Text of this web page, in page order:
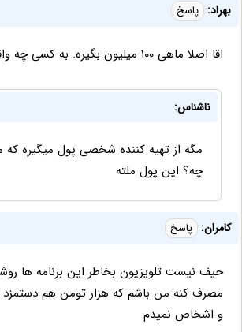
بهراد: پاسخ
اقا اصلا ماهی ۱۰۰ میلیون بگیره. به کسی چه واقعا ؟؟؟!!!
ناشناس:
مگه از تهیه کننده شخصی پول میگیره که
چه؟ این پول ملته
کامران: پاسخ
حیف نیست تلویزیون بخاطر این برنامه ها
مصرف کنه من باشم که هزار تومن هم دستمزد
و اشخاص نمیدم